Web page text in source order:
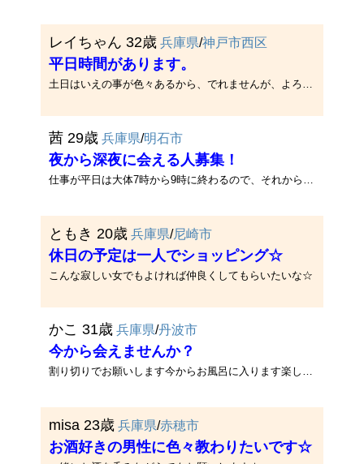
レイちゃん 32歳 兵庫県/神戸市西区
平日時間があります。
土日はいえの事が色々あるから、でれませんが、よろしくお願いします。宜しくおねがいします
茜 29歳 兵庫県/明石市
夜から深夜に会える人募集！
仕事が平日は大体7時から9時に終わるので、それから会える方いませんか？子供はいませんし、旦那も夜1時くらいにしか帰りません･･･
ともき 20歳 兵庫県/尼崎市
休日の予定は一人でショッピング☆
こんな寂しい女でもよければ仲良くしてもらいたいな☆
かこ 31歳 兵庫県/丹波市
今から会えませんか？
割り切りでお願いします今からお風呂に入ります楽しみにしています。
misa 23歳 兵庫県/赤穂市
お酒好きの男性に色々教わりたいです☆